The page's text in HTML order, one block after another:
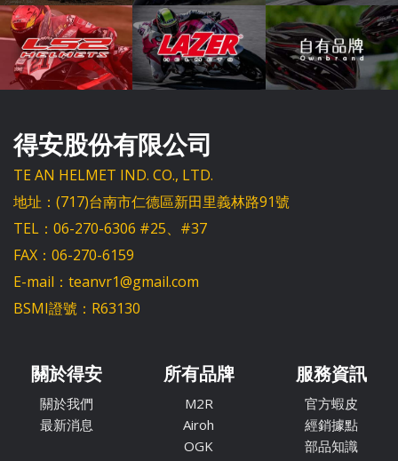
得安股份有限公司
TE AN HELMET IND. CO., LTD.
地址：(717)台南市仁德區新田里義林路91號
TEL：06-270-6306 #25、#37
FAX：06-270-6159
E-mail：teanvr1@gmail.com
BSMI證號：R63130
關於得安
關於我們
最新消息
所有品牌
M2R
Airoh
OGK
服務資訊
官方蝦皮
經銷據點
部品知識